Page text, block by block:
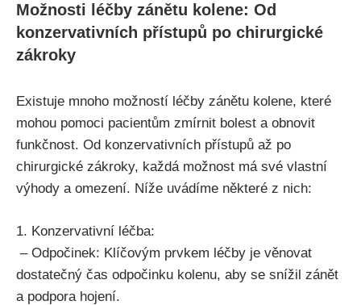
Možnosti léčby zánětu kolene: Od
konzervativních přístupů po chirurgické
zákroky
Existuje mnoho možností léčby zánětu⁢ kolene, které
mohou pomoci pacientům ⁤zmírnit bolest a obnovit
⁢funkčnost. Od konzervativních přístupů až po
chirurgické zákroky, každá možnost ⁢má své⁤ vlastní
výhody ⁢a omezení. Níže uvádíme některé z nich:
1. Konzervativní léčba:
​ – Odpočinek: Klíčovým prvkem léčby je věnovat
dostatečný čas odpočinku kolenu, aby se snížil zánět
a podpora hojení.